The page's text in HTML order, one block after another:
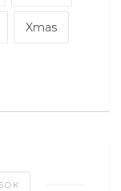
Xmas